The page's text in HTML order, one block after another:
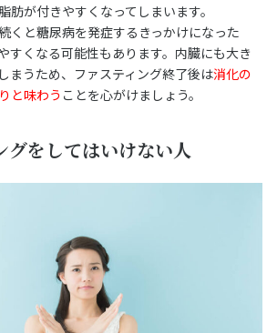
肪が付きやすくなってしまいます。
くと糖尿病を発症するきっかけになった
すくなる可能性もあります。内臓にも大き
まうため、ファスティング終了後は消化の
と味わう ことを心がけましょう。
グをしてはいけない人